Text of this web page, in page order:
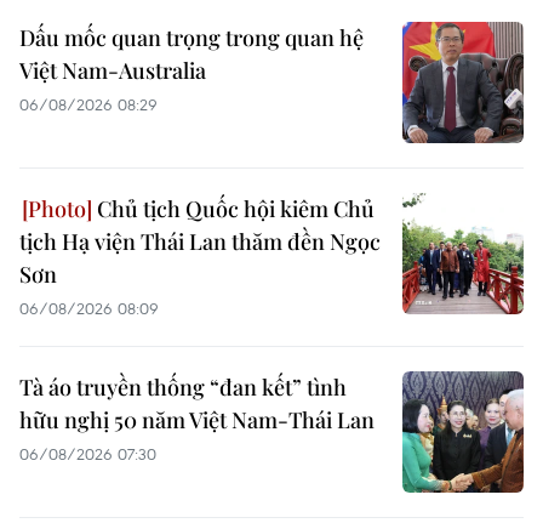
Dấu mốc quan trọng trong quan hệ
Việt Nam-Australia
06/08/2026 08:29
Chủ tịch Quốc hội kiêm Chủ
tịch Hạ viện Thái Lan thăm đền Ngọc
Sơn
06/08/2026 08:09
Tà áo truyền thống “đan kết” tình
hữu nghị 50 năm Việt Nam-Thái Lan
06/08/2026 07:30